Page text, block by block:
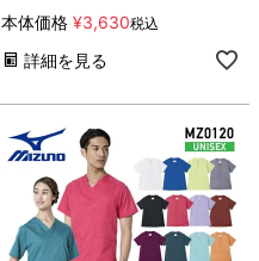
本体価格 ¥3,630税込
詳細を見る